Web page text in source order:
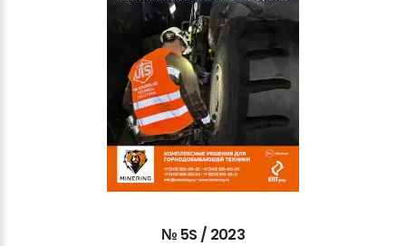
№ 5S / 2023